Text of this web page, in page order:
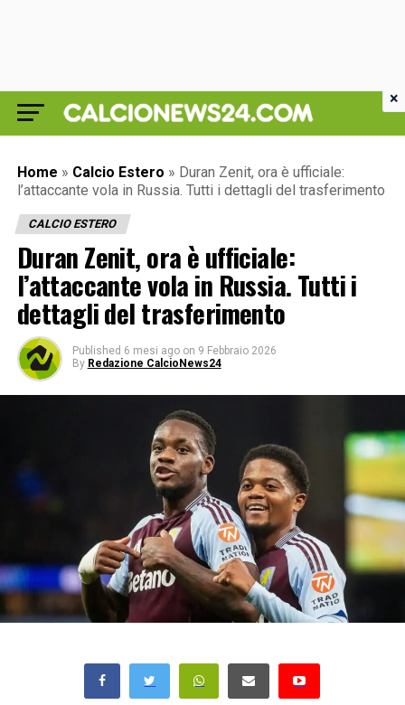
Home » Calcio Estero » Duran Zenit, ora è ufficiale:
l’attaccante vola in Russia. Tutti i dettagli del trasferimento
CALCIO ESTERO
Duran Zenit, ora è ufficiale:
l’attaccante vola in Russia. Tutti i
dettagli del trasferimento
Published 6 mesi ago on 9 Febbraio 2026
By Redazione CalcioNews24
×